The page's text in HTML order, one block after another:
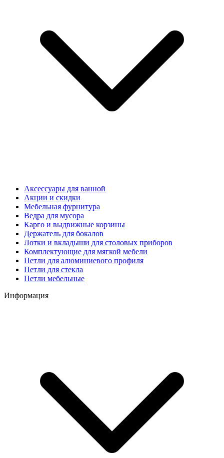
Аксессуары для ванной
Акции и скидки
Мебельная фурнитура
Ведра для мусора
Карго и выдвижные корзины
Держатель для бокалов
Лотки и вкладыши для столовых приборов
Комплектующие для мягкой мебели
Петли для алюминиевого профиля
Петли для стекла
Петли мебельные
Информация